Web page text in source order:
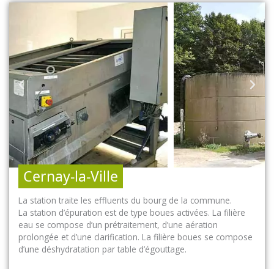
Cernay-la-Ville
La station traite les effluents du bourg de la commune.
La station d’épuration est de type boues activées. La filière
eau se compose d’un prétraitement, d’une aération
prolongée et d’une clarification. La filière boues se compose
d’une déshydratation par table d’égouttage.